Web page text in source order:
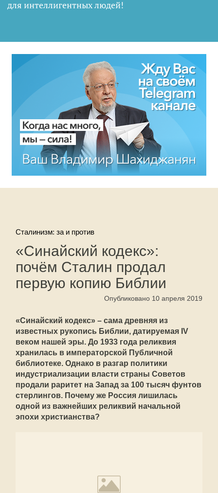
для интеллигентных людей!
Сталинизм: за и против
«Синайский кодекс»:
почём Сталин продал
первую копию Библии
Опубликовано 10 апреля 2019
«Синайский кодекс» – сама древняя из
известных рукопись Библии, датируемая IV
веком нашей эры. До 1933 года реликвия
хранилась в императорской Публичной
библиотеке. Однако в разгар политики
индустриализации власти страны Советов
продали раритет на Запад за 100 тысяч фунтов
стерлингов. Почему же Россия лишилась
одной из важнейших реликвий начальной
эпохи христианства?